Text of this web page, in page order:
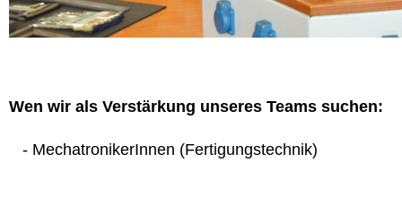
Wen wir als Verstärkung unseres Teams suchen:
- MechatronikerInnen (Fertigungstechnik)